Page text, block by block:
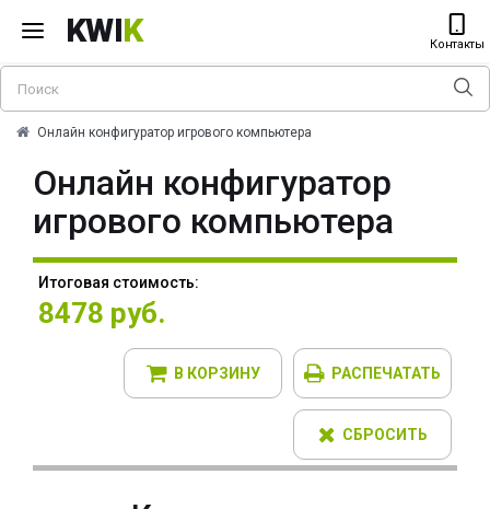
KWIK Контакты
Онлайн конфигуратор игрового компьютера
Онлайн конфигуратор
игрового компьютера
Итоговая стоимость:
8478 руб.
В КОРЗИНУ РАСПЕЧАТАТЬ
СБРОСИТЬ